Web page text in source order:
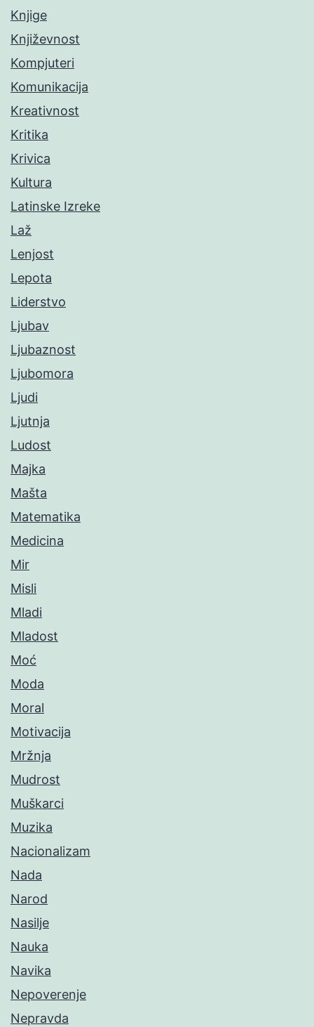
Knjige
Književnost
Kompjuteri
Komunikacija
Kreativnost
Kritika
Krivica
Kultura
Latinske Izreke
Laž
Lenjost
Lepota
Liderstvo
Ljubav
Ljubaznost
Ljubomora
Ljudi
Ljutnja
Ludost
Majka
Mašta
Matematika
Medicina
Mir
Misli
Mladi
Mladost
Moć
Moda
Moral
Motivacija
Mržnja
Mudrost
Muškarci
Muzika
Nacionalizam
Nada
Narod
Nasilje
Nauka
Navika
Nepoverenje
Nepravda